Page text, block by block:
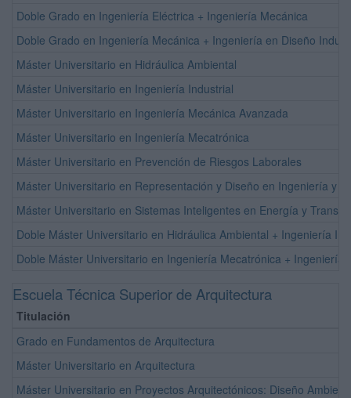
Doble Grado en Ingeniería Eléctrica + Ingeniería Mecánica
Doble Grado en Ingeniería Mecánica + Ingeniería en Diseño
Máster Universitario en Hidráulica Ambiental
Máster Universitario en Ingeniería Industrial
Máster Universitario en Ingeniería Mecánica Avanzada
Máster Universitario en Ingeniería Mecatrónica
Máster Universitario en Prevención de Riesgos Laborales
Máster Universitario en Representación y Diseño en Ingeniería y
Máster Universitario en Sistemas Inteligentes en Energía y
Doble Máster Universitario en Hidráulica Ambiental + Ingeniería
Doble Máster Universitario en Ingeniería Mecatrónica + Ingeniería
Escuela Técnica Superior de Arquitectura
Titulación
Grado en Fundamentos de Arquitectura
Máster Universitario en Arquitectura
Máster Universitario en Proyectos Arquitectónicos: Diseño